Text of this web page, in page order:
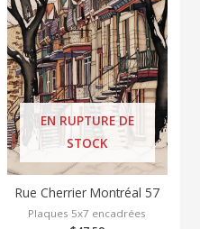
EN RUPTURE DE
STOCK
Rue Cherrier Montréal 57
Plaques 5x7 encadrées